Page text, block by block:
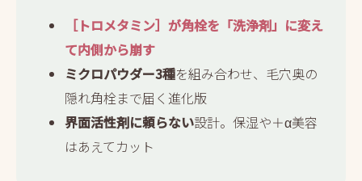
［トロメタミン］が角栓を「洗浄剤」に変え
て内側から崩す
ミクロパウダー3種を組み合わせ、毛穴奥の
隠れ角栓まで届く進化版
界面活性剤に頼らない設計。保湿や＋α美容
はあえてカット